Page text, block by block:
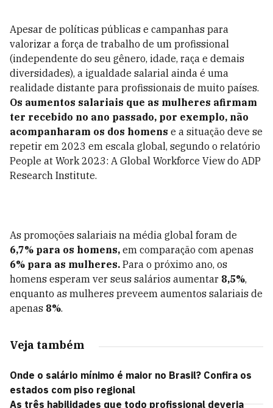
Apesar de políticas públicas e campanhas para
valorizar a força de trabalho de um profissional
(independente do seu gênero, idade, raça e demais
diversidades), a igualdade salarial ainda é uma
realidade distante para profissionais de muito países.
Os aumentos salariais que as mulheres afirmam
ter recebido no ano passado, por exemplo, não
acompanharam os dos homens e a situação deve se
repetir em 2023 em escala global, segundo o relatório
People at Work 2023: A Global Workforce View do ADP
Research Institute.
As promoções salariais na média global foram de
6,7% para os homens, em comparação com apenas
6% para as mulheres. Para o próximo ano, os
homens esperam ver seus salários aumentar 8,5%,
enquanto as mulheres preveem aumentos salariais de
apenas 8%.
Veja também
Onde o salário mínimo é maior no Brasil? Confira os
estados com piso regional
As três habilidades que todo profissional deveria